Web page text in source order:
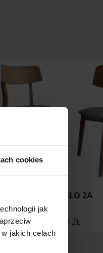
cookies
jak
jakich celach
KRZESŁO 2A
650 ZŁ